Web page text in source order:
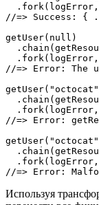
//=> Success: {
getUser(null)
//=> Error: The
//=> Error:
//=> Error:
Используя